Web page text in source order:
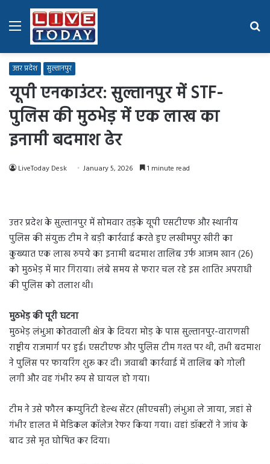
Menu
उत्तर प्रदेश सुल्तानपुर
यूपी एनकाउंटर: सुल्तानपुर में STF-
पुलिस की मुठभेड़ में एक लाख का
इनामी बदमाश ढेर
LiveToday Desk January 5, 2026 1 minute read
उत्तर प्रदेश के सुल्तानपुर में सोमवार तड़के यूपी एसटीएफ और स्थानीय
पुलिस की संयुक्त टीम ने बड़ी कार्रवाई करते हुए लखीमपुर खीरी का
कुख्यात एक लाख रुपये का इनामी बदमाश तालिब उर्फ आजम खान (26)
को मुठभेड़ में मार गिराया। लंबे समय से फरार चल रहे इस शातिर अपराधी
की पुलिस को तलाश थी।
मुठभेड़ की पूरी घटना
मुठभेड़ लंभुआ कोतवाली क्षेत्र के दियरा मोड़ के पास सुल्तानपुर-वाराणसी
राष्ट्रीय राजमार्ग पर हुई। एसटीएफ और पुलिस टीम गश्त पर थी, तभी बदमाश
ने पुलिस पर फायरिंग शुरू कर दी। जवाबी कार्रवाई में तालिब को गोली
लगी और वह गंभीर रूप से घायल हो गया।
टीम ने उसे फौरन कम्युनिटी हेल्थ सेंटर (सीएचसी) लंभुआ ले जाया, जहां से
गंभीर हालत में मेडिकल कॉलेज रेफर किया गया। वहां डॉक्टरों ने जांच के
बाद उसे मृत घोषित कर दिया।